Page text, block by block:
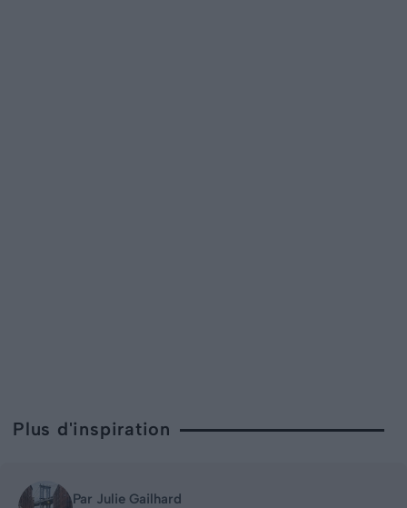
Plus d'inspiration
Par Julie Gailhard